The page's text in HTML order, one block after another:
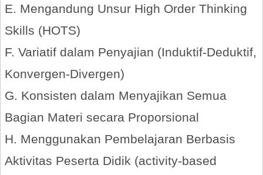
E. Mengandung Unsur High Order Thinking
Skills (HOTS)
F. Variatif dalam Penyajian (Induktif-Deduktif,
Konvergen-Divergen)
G. Konsisten dalam Menyajikan Semua
Bagian Materi secara Proporsional
H. Menggunakan Pembelajaran Berbasis
Aktivitas Peserta Didik (activity-based